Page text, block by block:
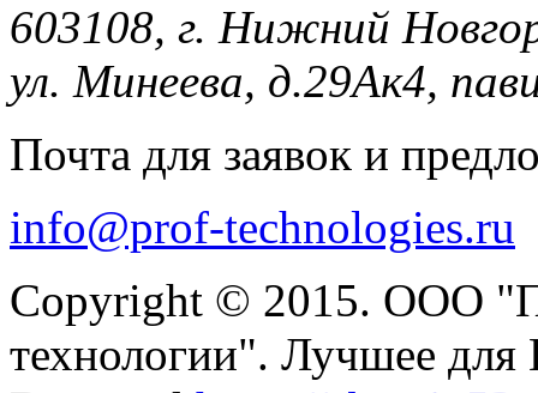
603108, г. Нижний
ул. Минеева, д.29Ак4,
Почта для заявок и
info@prof-technologies.ru
Copyright © 2015. ООО
технологии". Лучшее